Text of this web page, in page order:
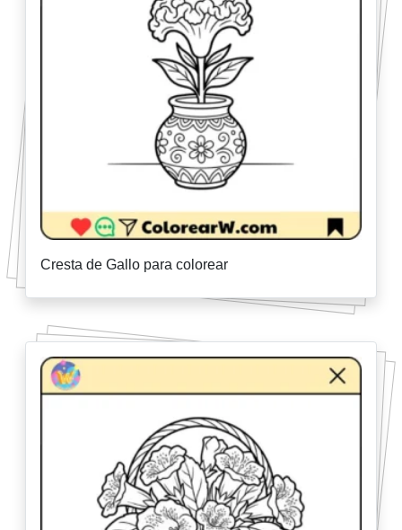
Cresta de Gallo para colorear